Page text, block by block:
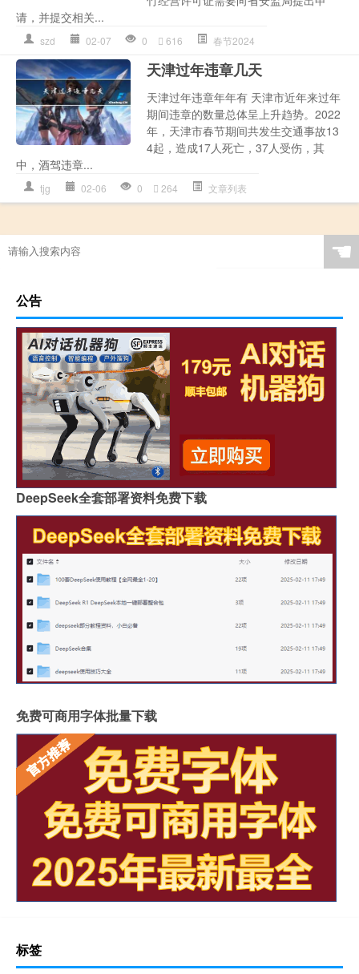
请，并提交相关...
szd 02-07 0 616 春节2024
天津过年违章几天
天津过年违章年年有 天津市近年来过年
期间违章的数量总体呈上升趋势。2022
年，天津市春节期间共发生交通事故13
4起，造成17人死亡，37人受伤，其
中，酒驾违章...
tjg 02-06 0 264 文章列表
☚
公告
DeepSeek全套部署资料免费下载
免费可商用字体批量下载
标签